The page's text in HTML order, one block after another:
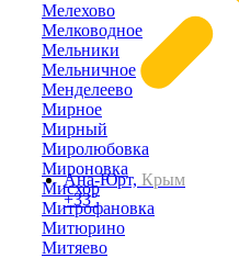
Ана-Юрт, Крым
+33°
Мелехово
Мелководное
Мельники
Мельничное
Менделеево
Мирное
Мирный
Миролюбовка
Мироновка
Мисхор
Митрофановка
Митюрино
Митяево